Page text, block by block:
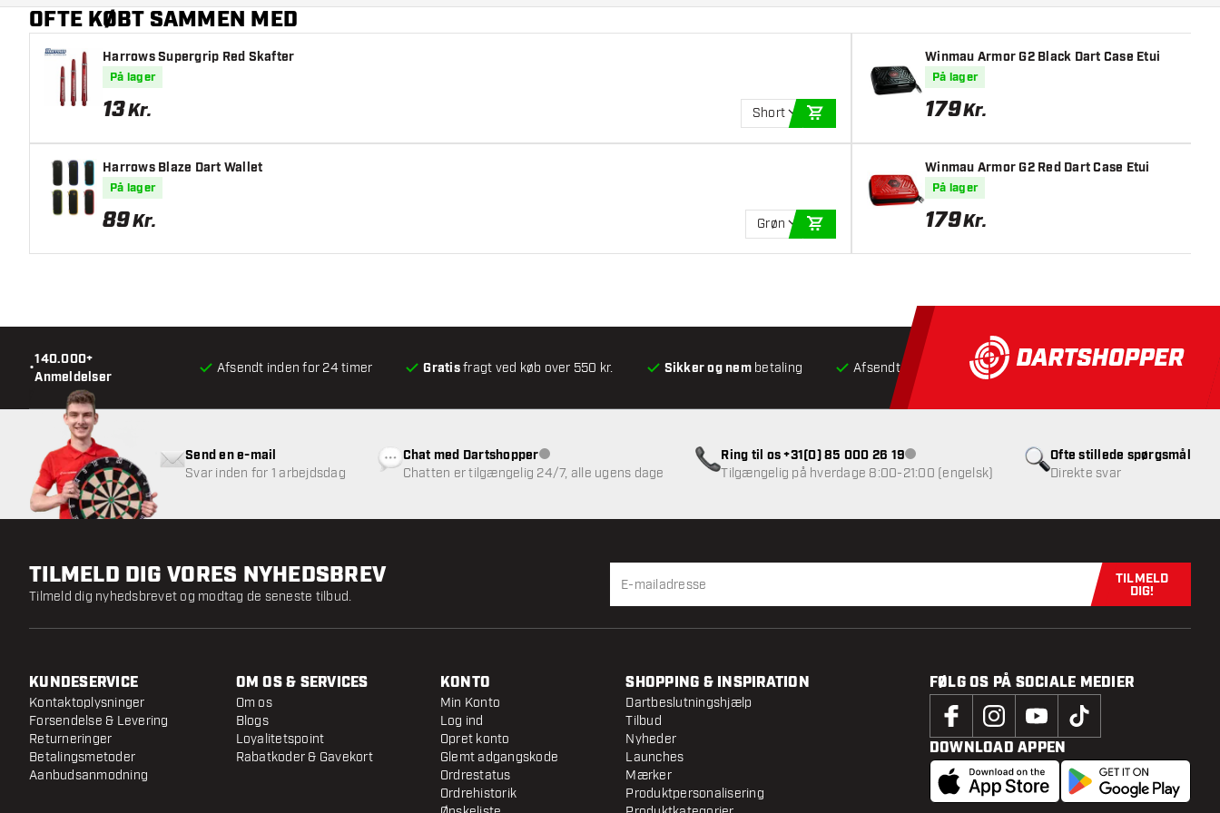
OFTE KØBT SAMMEN MED
Harrows Supergrip Red Skafter
På lager
13Kr. Short
Harrows Blaze Dart Wallet
På lager
89Kr. Grøn
Winmau Armor G2 Black Dart Case Etui
På lager
179Kr.
Winmau Armor G2 Red Dart Case Etui
På lager
179Kr.
•
140.000+
Anmeldelser
Afsendt inden for 24 timer Gratisfragt ved køb over 550 kr. Sikker og nembetaling Afsendt inden for 24 timer Gratisfragt ved køb over
Ofte stillede spørgsmål
Direkte svar
Send en e-mail
Svar inden for 1 arbejdsdag
Chat med DartshopperKundeservice ikke tilgængelig
Chatten er tilgængelig 24/7, alle ugens dage
Ring til os +31(0) 85 000 26 19Kundeservice ikke tilgængelig
Tilgængelig på hverdage 8:00-21:00 (engelsk)
TILMELD DIG VORES NYHEDSBREV
Tilmeld dig nyhedsbrevet og modtag de seneste tilbud.
Tilmeld dig
TILMELD
DIG!
KUNDESERVICE
Kontaktoplysninger
Forsendelse & Levering
Returneringer
Betalingsmetoder
Aanbudsanmodning
OM OS & SERVICES
Om os
Blogs
Loyalitetspoint
Rabatkoder & Gavekort
KONTO
Min Konto
Log ind
Opret konto
Glemt adgangskode
Ordrestatus
Ordrehistorik
SHOPPING & INSPIRATION
Dartbeslutningshjælp
Tilbud
Nyheder
Launches
Mærker
Produktpersonalisering
FØLG OS PÅ SOCIALE MEDIER
DOWNLOAD APPEN